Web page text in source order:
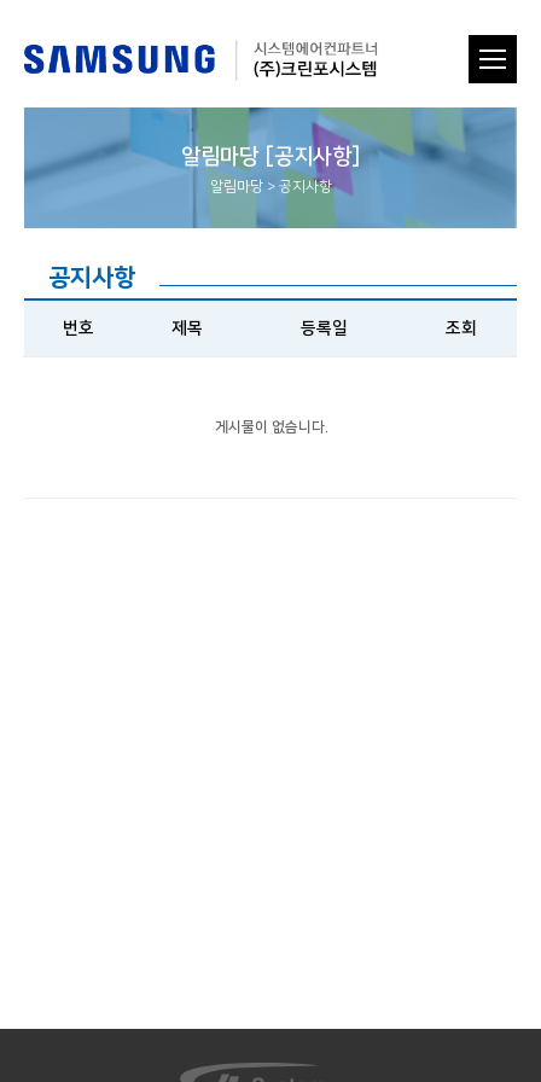
알림마당 [공지사항]
알림마당 > 공지사항
공지사항
번호 제목 등록일 조회
게시물이 없습니다.